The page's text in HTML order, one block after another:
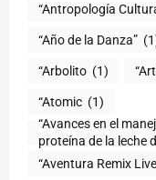
“Antropología
“Año de la Danza”
“Arbolito (1)
“Atomic (1)
“Avances en el
proteína de la leche
“Aventura Remix